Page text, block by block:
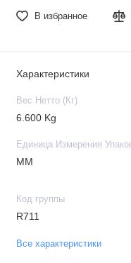
В избранное
Характеристики
Вес Нетто (Кг)
6.600 Kg
Единица Измерения
MM
Код группы
R711
Все характеристики